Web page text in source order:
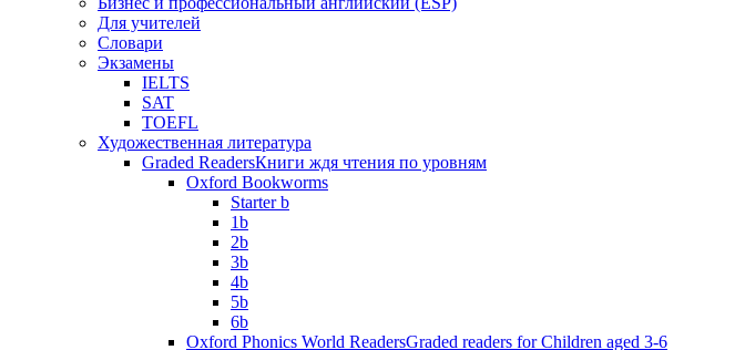
Для учителей
Словари
Экзамены
IELTS
SAT
TOEFL
Художественная литература
Graded ReadersКниги ждя чтения по уровням
Oxford Bookworms
Starter b
1b
2b
3b
4b
5b
6b
Oxford Phonics World ReadersGraded readers for Children aged 3-6